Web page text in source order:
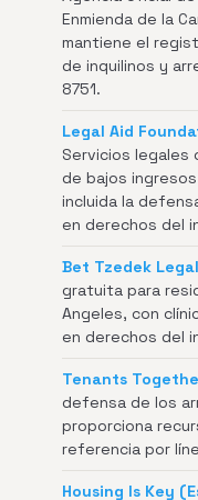
Enmienda de la
mantiene el
de inquilinos y
8751.
Legal Aid
Servicios
de bajos
incluida la
en derechos del
Bet Tzedek
gratuita para
Angeles, con
en derechos del
Tenants
defensa de los
proporciona
referencia por
Housing Is Key